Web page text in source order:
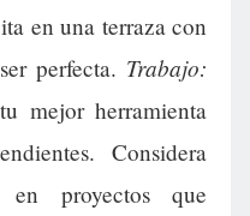
en una terraza con
perfecta. Trabajo:
mejor herramienta
Considera
en proyectos que